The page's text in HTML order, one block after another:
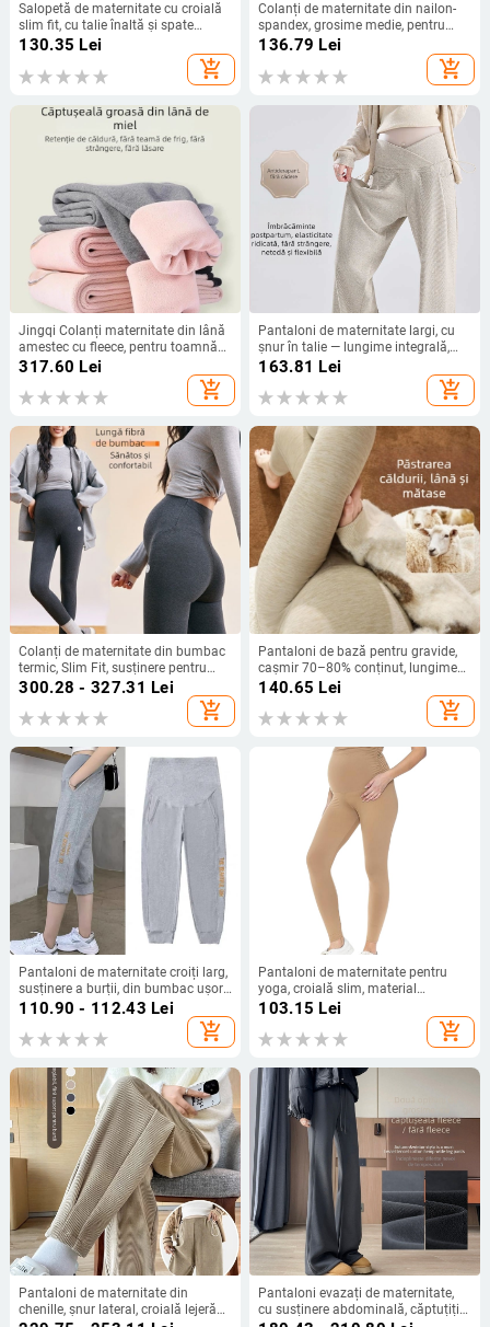
Salopetă de maternitate cu croială
slim fit, cu talie înaltă și spate
plisată, pentru femei, de vară,
europene și americane, pentru
comerț exterior
130.35 Lei
add_shopping_cart
Colanți de maternitate din nailon-
spandex, grosime medie, pentru
întreaga sarcină, croială strânsă
136.79 Lei
add_shopping_cart
Jingqi Colanți maternitate din lână
amestec cu fleece, pentru toamnă–
iarna, talie înaltă, călduroși
317.60 Lei
add_shopping_cart
Pantaloni de maternitate largi, cu
șnur în talie — lungime integrală,
grosime medie, poliester (70–80%),
163.81 Lei
add_shopping_cart
Colanți de maternitate din bumbac
termic, Slim Fit, susținere pentru
burtă, pantaloni lungi, 95% bumbac
300.28 - 327.31 Lei
add_shopping_cart
Pantaloni de bază pentru gravide,
cașmir 70–80% conținut, lungime
9/10, croială strânsă, calzi pentru
140.65 Lei
add_shopping_cart
Pantaloni de maternitate croiți larg,
susținere a burții, din bumbac ușor,
lungime 3/4, pentru primăvară-vară,
110.90 - 112.43 Lei
add_shopping_cart
Pantaloni de maternitate pentru
yoga, croială slim, material
poliester-spandex (95% poliester,
spandex <30%), pantaloni lungi
103.15 Lei
add_shopping_cart
Pantaloni de maternitate din
chenille, șnur lateral, croială lejeră
Pantaloni evazați de maternitate,
cu susținere abdominală, căptuțiți